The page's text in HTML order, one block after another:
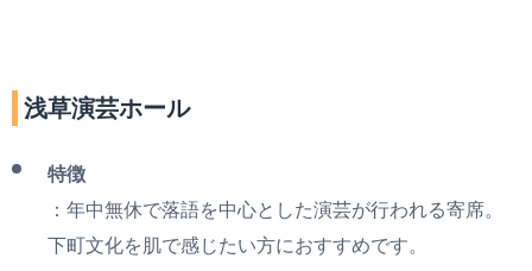
浅草演芸ホール
特徴
：年中無休で落語を中心とした演芸が行われる寄席。
下町文化を肌で感じたい方におすすめです。